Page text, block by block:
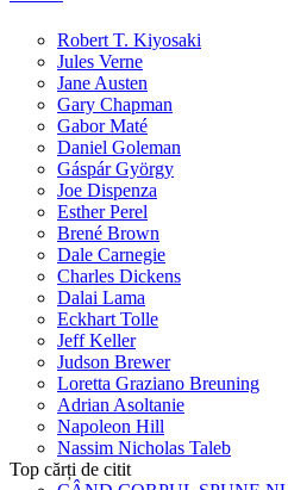
Robert T. Kiyosaki
Jules Verne
Jane Austen
Gary Chapman
Gabor Maté
Daniel Goleman
Gáspár György
Joe Dispenza
Esther Perel
Brené Brown
Dale Carnegie
Charles Dickens
Dalai Lama
Eckhart Tolle
Jeff Keller
Judson Brewer
Loretta Graziano Breuning
Adrian Asoltanie
Napoleon Hill
Nassim Nicholas Taleb
Top cărți de citit